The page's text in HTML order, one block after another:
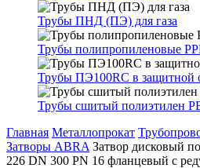
Трубы ПНД (ПЭ) для газа
Трубы полипропиленовые
Трубы ПЭ100RC в защитной
Трубы сшитый полиэтилен
Главная Металлопрокат
Затворы ABRA Затвор дисковый
226 DN 300 PN 16 фланцевый с